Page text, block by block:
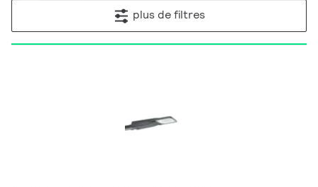
plus de filtres